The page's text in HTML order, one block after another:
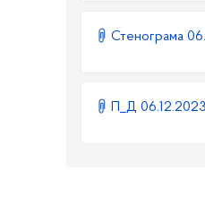
Стенограма
П_Д 06.12.2023